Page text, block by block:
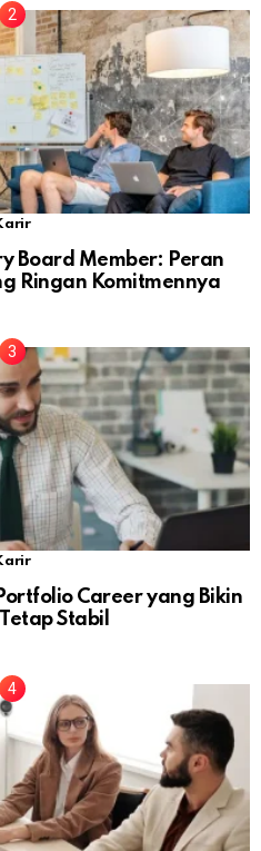
Board Member: Peran
Ringan Komitmennya
Career yang Bikin
Stabil